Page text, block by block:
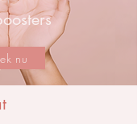
nu